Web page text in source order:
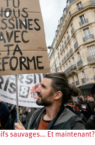
sauvages... Et maintenant?